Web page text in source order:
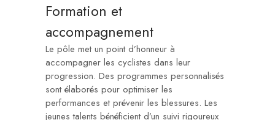
Formation et
accompagnement
Le pôle met un point d’honneur à
accompagner les cyclistes dans leur
progression. Des programmes personnalisés
sont élaborés pour optimiser les
performances et prévenir les blessures. Les
jeunes talents bénéficient d’un suivi rigoureux